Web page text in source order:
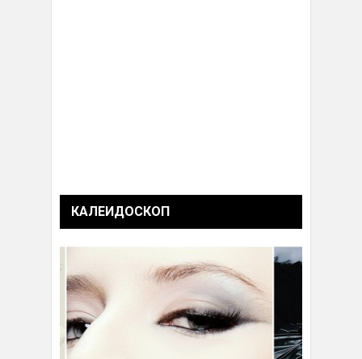
КАЛЕИДОСКОП